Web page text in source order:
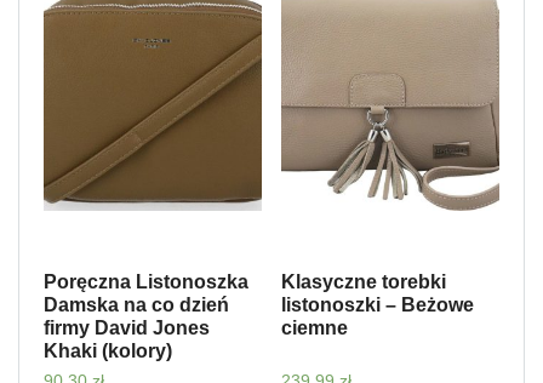
Poręczna Listonoszka
Damska na co dzień
firmy David Jones
Khaki (kolory)
Klasyczne torebki
listonoszki – Beżowe
ciemne